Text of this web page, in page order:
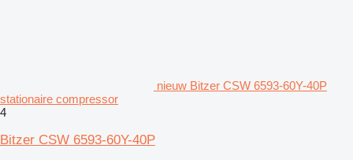
nieuw Bitzer CSW 6593-60Y-40P
stationaire compressor
4
Bitzer CSW 6593-60Y-40P